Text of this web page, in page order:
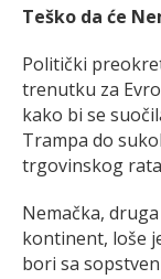
Teško da će
Politički
trenutku za
kako bi se
Trampa do
trgovinskog
Nemačka,
kontinent, loše
bori sa